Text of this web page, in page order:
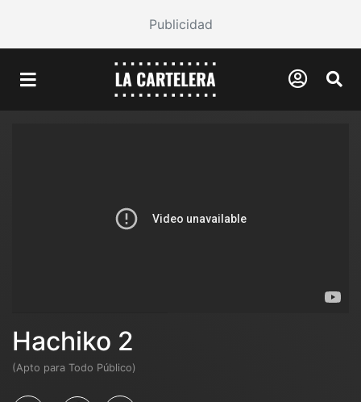
Publicidad
Hachiko 2
(Apto para Todo Público)